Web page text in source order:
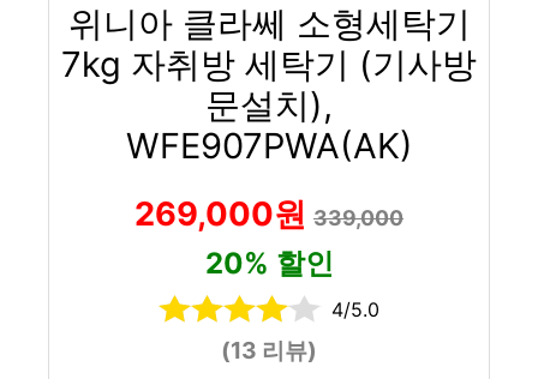
위니아 클라쎄 소형세탁기
7kg 자취방 세탁기 (기사방
문설치),
WFE907PWA(AK)
269,000원 339,000
20% 할인
4/5.0
(13 리뷰)